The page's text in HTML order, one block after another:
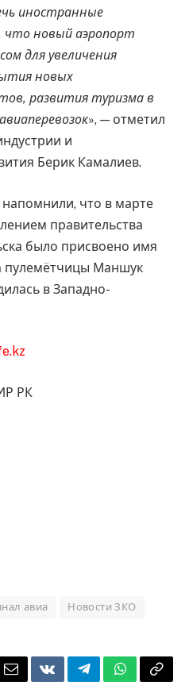
иностранные
что новый аэропорт
для увеличения
новых
развития туризма в
», — отметил
и
Берик Камалиев.
что в марте
правительства
было присвоено имя
пулемётчицы Маншук
в Западно-
РК
авиа Новости ЗКО
EmailVKontakteTelegramWhatsApp
Copy